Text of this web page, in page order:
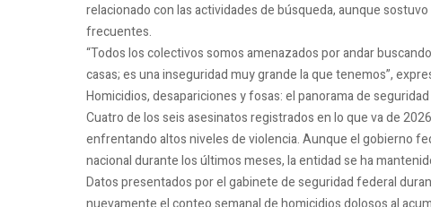
relacionado con las actividades de búsqueda, aunque
frecuentes.
“Todos los colectivos somos amenazados por andar
casas; es una inseguridad muy grande la que tenemos”,
Homicidios, desapariciones y fosas: el panorama de
Cuatro de los seis asesinatos registrados en lo que va de
enfrentando altos niveles de violencia. Aunque el gobierno
nacional durante los últimos meses, la entidad se ha
Datos presentados por el gabinete de seguridad federal